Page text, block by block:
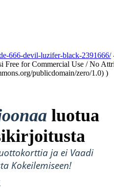
666-devil-luzifer-black-2391666/
Free for Commercial Use / No
publicdomain/zero/1.0) )
luotua
ja ei Vaadi
Kokeilemiseen!